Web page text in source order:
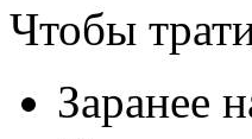
Чтобы
Заранее